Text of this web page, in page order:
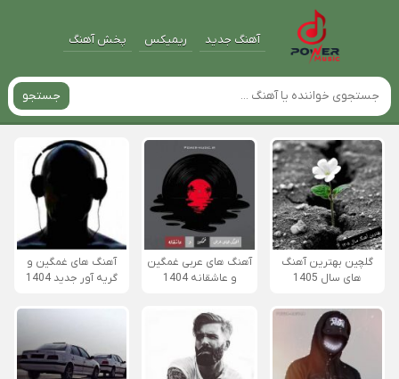
آهنگ جدید ریمیکس پخش آهنگ
جستجو
گلچین بهترین آهنگ
های سال 1405
آهنگ های عربی غمگین
و عاشقانه 1404
آهنگ های غمگین و
گریه آور جدید 1404